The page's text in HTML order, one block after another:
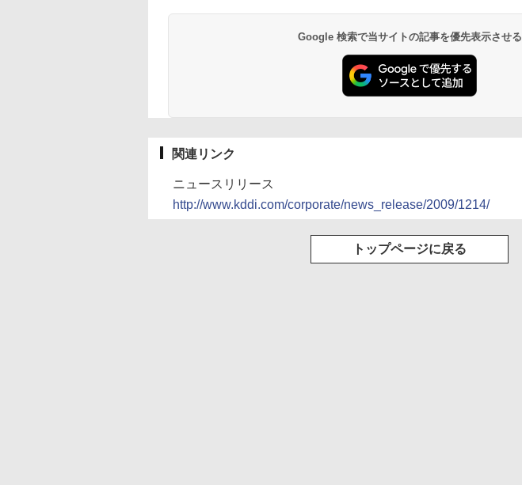
Google 検索で当サイトの記事を優先表示させる
関連リンク
ニュースリリース
http://www.kddi.com/corporate/news_release/2009/1214/
トップページに戻る